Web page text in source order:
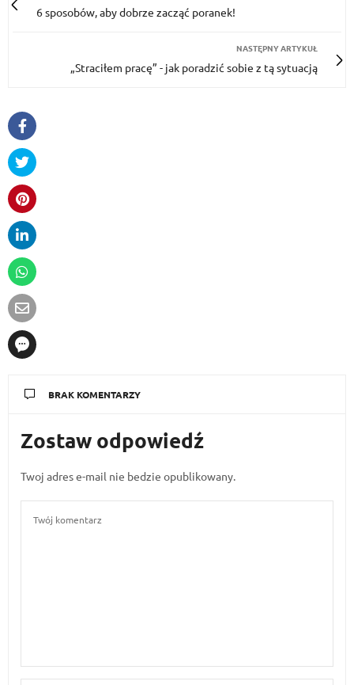
6 sposobów, aby dobrze zacząć poranek!
NASTĘPNY ARTYKUŁ
„Straciłem pracę” - jak poradzić sobie z tą sytuacją
BRAK KOMENTARZY
Zostaw odpowiedź
Twoj adres e-mail nie bedzie opublikowany.